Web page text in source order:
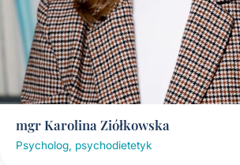
mgr Karolina Ziółkowska
Psycholog, psychodietetyk